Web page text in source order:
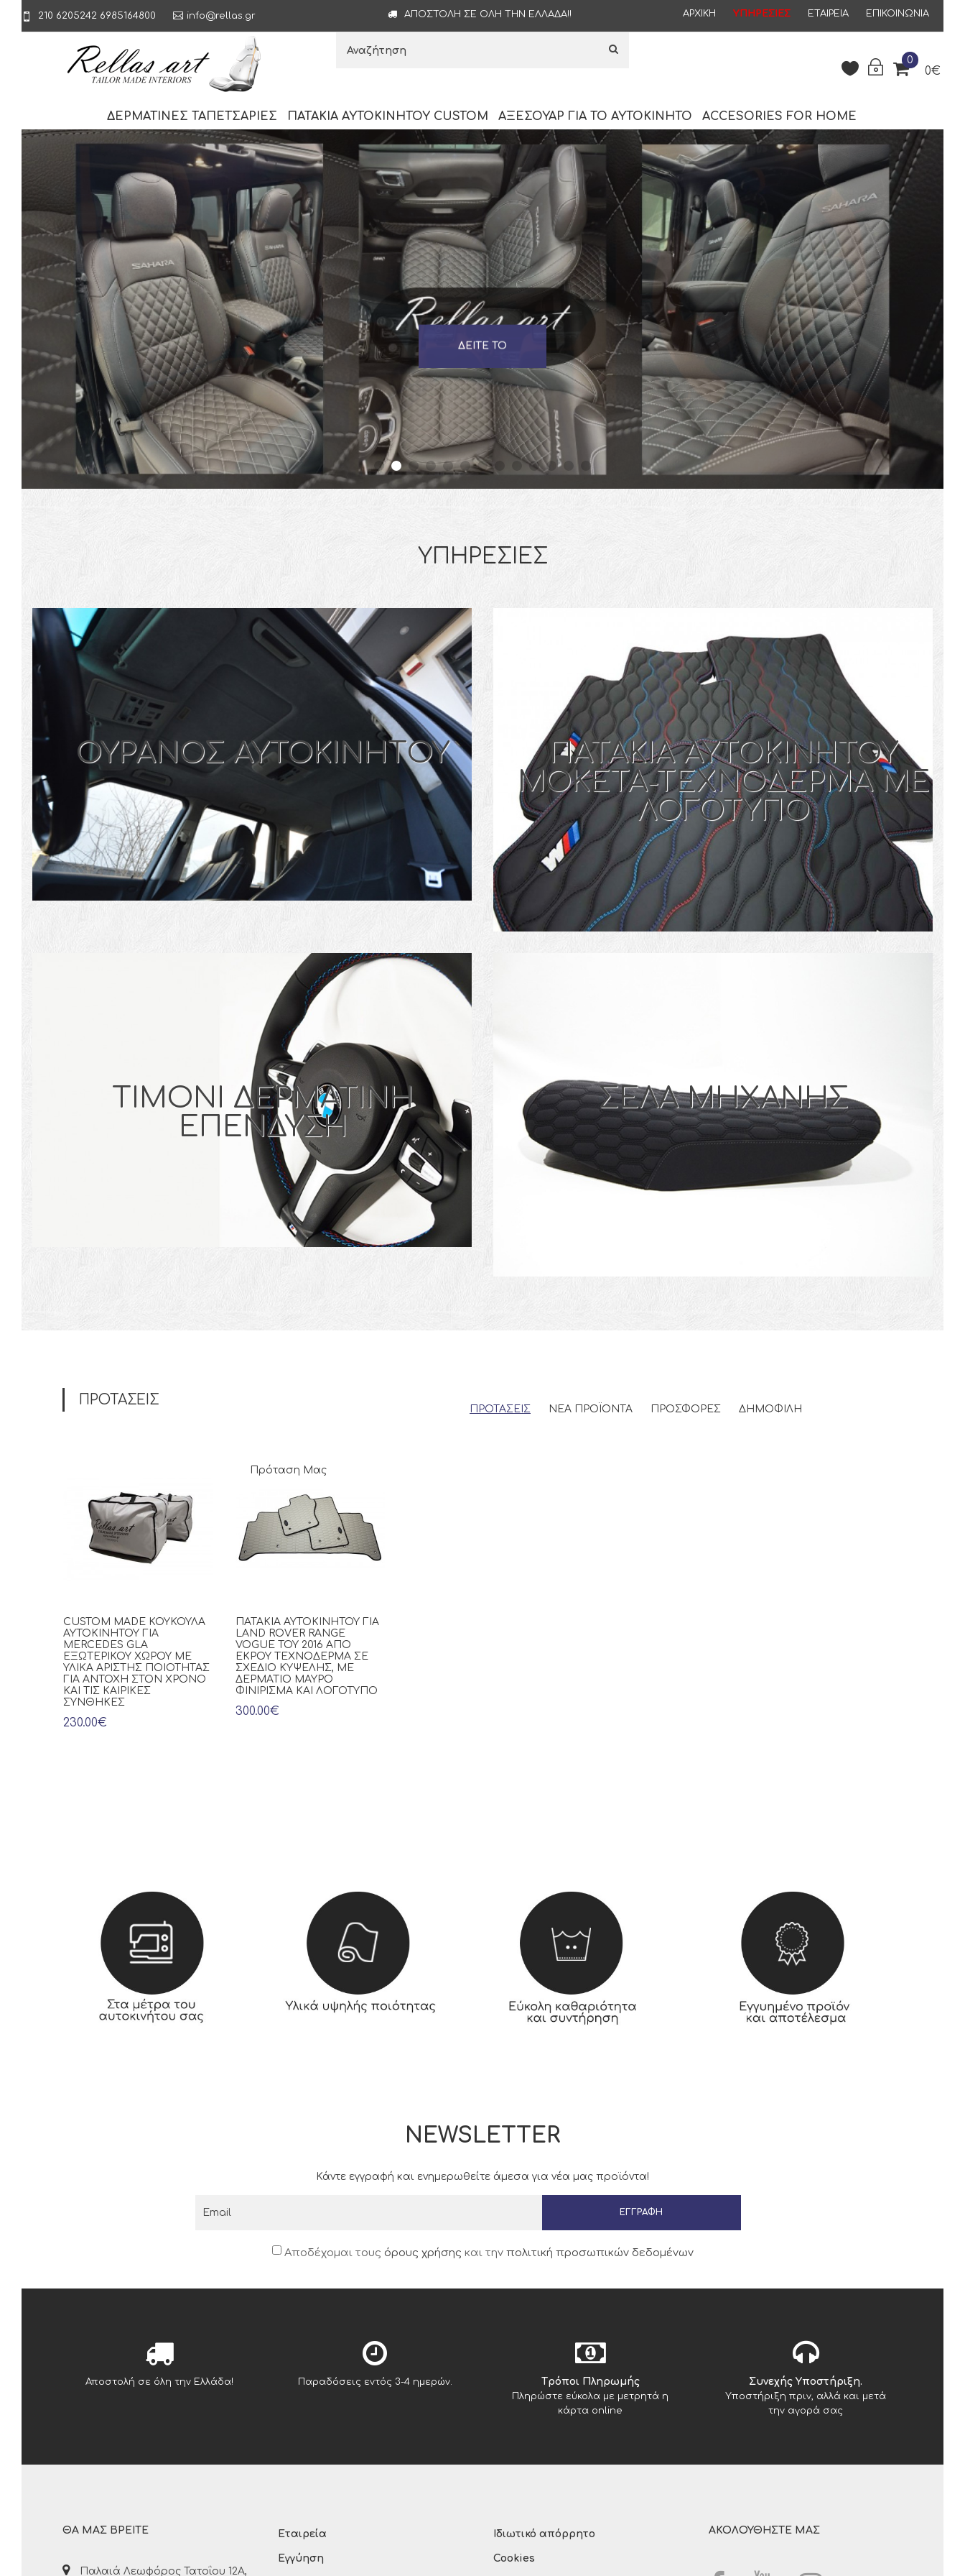
210 6205242 6985164800 info@rellas.gr ΑΠΟΣΤΟΛΉ ΣΕ ΌΛΗ ΤΗΝ ΕΛΛΆΔΑ!! ΑΡΧΙΚΗ ΥΠΗΡΕΣΙΕΣ ΕΤΑΙΡΕΊΑ ΕΠΙΚΟΙΝΩΝΊΑ
0
0€
ΔΕΡΜΑΤΙΝΕΣ ΤΑΠΕΤΣΑΡΙΕΣ ΠΑΤΑΚΙΑ ΑΥΤΟΚΙΝΗΤΟΥ CUSTOM ΑΞΕΣΟΥΑΡ ΓΙΑ ΤΟ ΑΥΤΟΚΙΝΗΤΟ ACCESORIES FOR HOME
ΔΕΙΤΕ ΤΟ
ΥΠΗΡΕΣΙΕΣ
ΟΥΡΑΝΟΣ ΑΥΤΟΚΙΝΗΤOY
ΠΑΤΑΚΙΑ ΑΥΤΟΚΙΝΗΤΟΥ
MOKETA-TEXNOΔΕΡΜΑ ΜΕ
ΛΟΓΟΤΥΠΟ
ΤΙΜΟΝΙ ΔΕΡΜΑΤΙΝΗ
ΕΠΕΝΔΥΣΗ
ΣΕΛΑ ΜΗΧΑΝΗΣ
ΠΡΟΤΑΣΕΙΣ
ΠΡΟΤΑΣΕΙΣ ΝΕΑ ΠΡΟΪΟΝΤΑ ΠΡΟΣΦΟΡΕΣ ΔΗΜΟΦΙΛΗ
CUSTOM MADE ΚΟΥΚΟΎΛΑ
ΑΥΤΟΚΙΝΉΤΟΥ ΓΙΑ
MERCEDES GLA
ΕΞΩΤΕΡΙΚΟΎ ΧΏΡΟΥ ΜΕ
ΥΛΙΚΆ ΆΡΙΣΤΗΣ ΠΟΙΌΤΗΤΑΣ
ΓΙΑ ΑΝΤΟΧΉ ΣΤΟΝ ΧΡΌΝΟ
ΚΑΙ ΤΙΣ ΚΑΙΡΙΚΈΣ
ΣΥΝΘΉΚΕΣ
230.00€
Πρόταση Μας
ΠΑΤΆΚΙΑ ΑΥΤΟΚΙΝΉΤΟΥ ΓΙΑ
LAND ROVER RANGE
VOGUE ΤΟΥ 2016 ΑΠΌ
ΕΚΡΟΎ ΤΕΧΝΌΔΕΡΜΑ ΣΕ
ΣΧΈΔΙΟ ΚΥΨΈΛΗΣ, ΜΕ
ΔΕΡΜΆΤΙΟ ΜΑΎΡΟ
ΦΙΝΊΡΙΣΜΑ ΚΑΙ ΛΟΓΌΤΥΠΟ
300.00€
NEWSLETTER
Κάντε εγγραφή και ενημερωθείτε άμεσα για νέα μας προϊόντα!
ΕΓΓΡΑΦΉ
Αποδέχομαι τους όρους χρήσης και την πολιτική προσωπικών δεδομένων
Αποστολή σε όλη την Ελλάδα! Παραδόσεις εντός 3-4 ημερών. Tρόποι Πληρωμής
Πληρώστε εύκολα με μετρητά η
κάρτα online
Συνεχής Υποστήριξη.
Υποστήριξη πριν, αλλά και μετά
την αγορά σας
ΘΑ ΜΑΣ ΒΡΕΙΤΕ
Παλαιά Λεωφόρος Τατοΐου 12Α,
Εταιρεία
Εγγύηση
Ιδιωτικό απόρρητο
Cookies
ΑΚΟΛΟΥΘΗΣΤΕ ΜΑΣ